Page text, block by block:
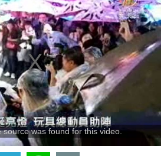
source was found for this video.